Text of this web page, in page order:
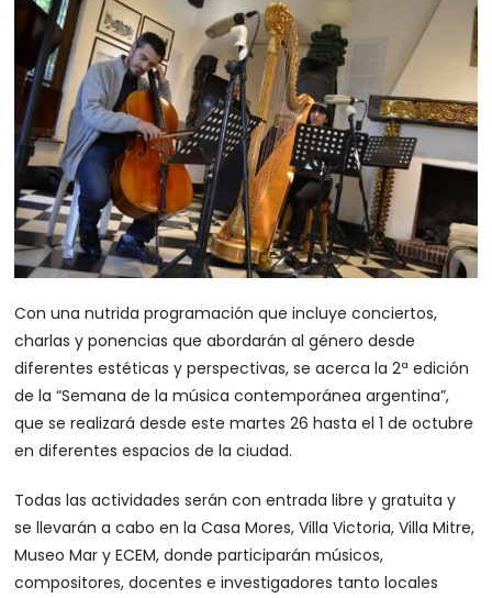
Con una nutrida programación que incluye conciertos,
charlas y ponencias que abordarán al género desde
diferentes estéticas y perspectivas, se acerca la 2ª edición
de la “Semana de la música contemporánea argentina”,
que se realizará desde este martes 26 hasta el 1 de octubre
en diferentes espacios de la ciudad.
Todas las actividades serán con entrada libre y gratuita y
se llevarán a cabo en la Casa Mores, Villa Victoria, Villa Mitre,
Museo Mar y ECEM, donde participarán músicos,
compositores, docentes e investigadores tanto locales